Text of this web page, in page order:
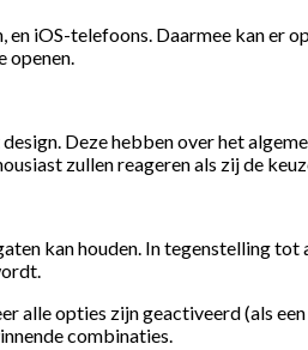
iOS-telefoons. Daarmee kan er
openen.
Deze hebben over het
zullen reageren als zij de
kan houden. In tegenstelling
alle opties zijn geactiveerd (als
combinaties.